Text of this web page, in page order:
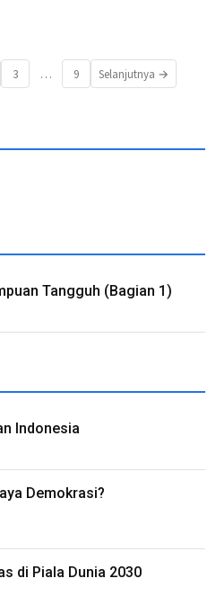
3 … 9 Selanjutnya →
Tangguh (Bagian 1)
Indonesia
Demokrasi?
di Piala Dunia 2030